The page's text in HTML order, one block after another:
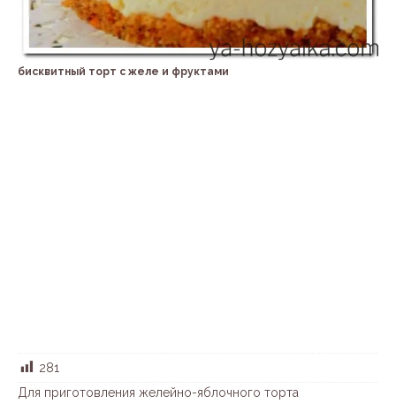
бисквитный торт с желе и фруктами
281
Для приготовления желейно-яблочного торта